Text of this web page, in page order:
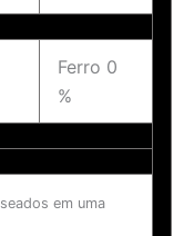
Ferro 0
%
em uma